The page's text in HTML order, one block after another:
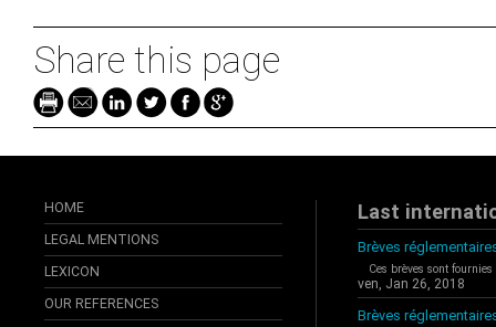
Share this page
HOME
LEGAL MENTIONS
LEXICON
OUR REFERENCES
Last
Brèves
Ces brèves sont
ven, Jan 26, 2018
Brèves